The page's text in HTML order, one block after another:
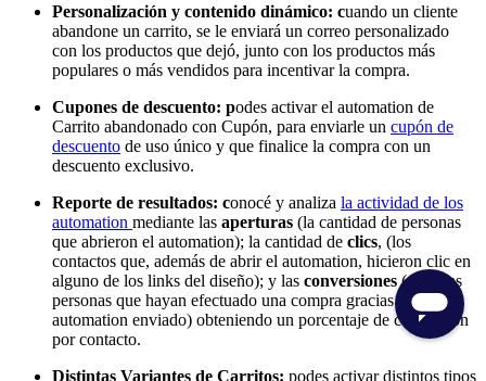
Personalización y contenido dinámico: cuando un cliente
abandone un carrito, se le enviará un correo personalizado
con los productos que dejó, junto con los productos más
populares o más vendidos para incentivar la compra.
Cupones de descuento: podes activar el automation de
Carrito abandonado con Cupón, para enviarle un cupón de
descuento de uso único y que finalice la compra con un
descuento exclusivo.
Reporte de resultados: conocé y analiza la actividad de los
automation mediante las aperturas (la cantidad de personas
que abrieron el automation); la cantidad de clics, (los
contactos que, además de abrir el automation, hicieron clic en
alguno de los links del diseño); y las conversiones(aquellas
personas que hayan efectuado una compra gracias al
automation enviado) obteniendo un porcentaje de conversión
por contacto.
Distintas Variantes de Carritos: podes activar distintos tipos